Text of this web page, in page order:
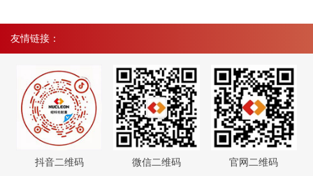
友情链接：
抖音二维码 微信二维码 官网二维码